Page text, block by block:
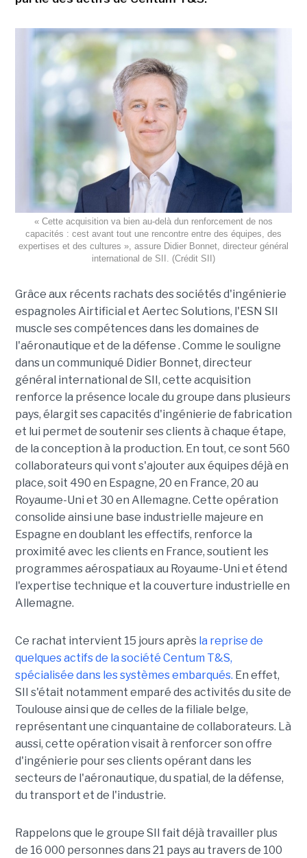
« Cette acquisition va bien au-delà dun renforcement de nos
capacités : cest avant tout une rencontre entre des équipes, des
expertises et des cultures », assure Didier Bonnet, directeur général
international de SII. (Crédit SII)
Grâce aux récents rachats des sociétés d'ingénierie
espagnoles Airtificial et Aertec Solutions, l'ESN SII
muscle ses compétences dans les domaines de
l'aéronautique et de la défense . Comme le souligne
dans un communiqué Didier Bonnet, directeur
général international de SII, cette acquisition
renforce la présence locale du groupe dans plusieurs
pays, élargit ses capacités d'ingénierie de fabrication
et lui permet de soutenir ses clients à chaque étape,
de la conception à la production. En tout, ce sont 560
collaborateurs qui vont s'ajouter aux équipes déjà en
place, soit 490 en Espagne, 20 en France, 20 au
Royaume-Uni et 30 en Allemagne. Cette opération
consolide ainsi une base industrielle majeure en
Espagne en doublant les effectifs, renforce la
proximité avec les clients en France, soutient les
programmes aérospatiaux au Royaume-Uni et étend
l'expertise technique et la couverture industrielle en
Allemagne.
Ce rachat intervient 15 jours après la reprise de
quelques actifs de la société Centum T&S,
spécialisée dans les systèmes embarqués. En effet,
SII s'était notamment emparé des activités du site de
Toulouse ainsi que de celles de la filiale belge,
représentant une cinquantaine de collaborateurs. Là
aussi, cette opération visait à renforcer son offre
d'ingénierie pour ses clients opérant dans les
secteurs de l'aéronautique, du spatial, de la défense,
du transport et de l'industrie.
Rappelons que le groupe SII fait déjà travailler plus
de 16 000 personnes dans 21 pays au travers de 100